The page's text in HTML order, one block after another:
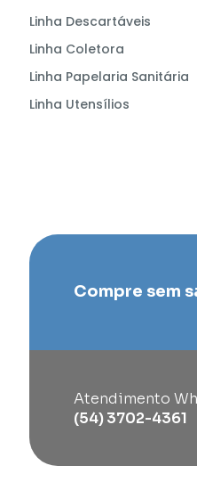
Linha Descartáveis
Linha Coletora
Linha Papelaria Sanitária
Linha Utensílios
Compre sem
Atendimento
(54) 3702-4361